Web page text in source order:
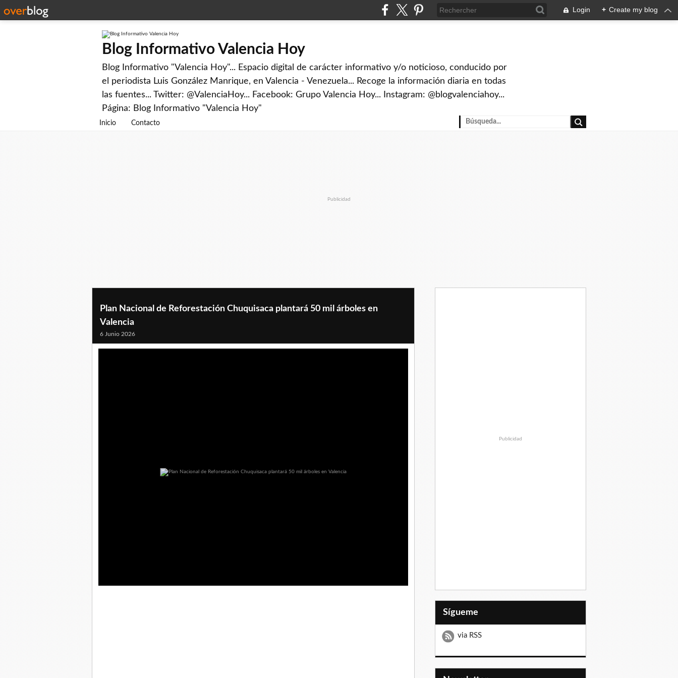
Login + Create my blog
Blog Informativo Valencia Hoy
Blog Informativo "Valencia Hoy"... Espacio digital de carácter informativo y/o noticioso, conducido por
el periodista Luis González Manrique, en Valencia - Venezuela... Recoge la información diaria en todas
las fuentes... Twitter: @ValenciaHoy... Facebook: Grupo Valencia Hoy... Instagram: @blogvalenciahoy...
Página: Blog Informativo "Valencia Hoy"
Inicio Contacto
Publicidad
Plan Nacional de Reforestación Chuquisaca plantará 50 mil árboles en
Valencia
6 Junio 2026
Publicidad
Sígueme
via RSS